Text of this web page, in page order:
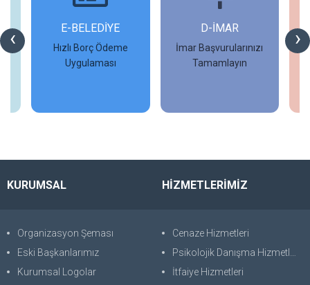
‹ ›
E-BELEDİYE
Hızlı Borç Ödeme
Uygulaması
D-İMAR
İmar Başvurularınızı
Tamamlayın
KURUMSAL
Organizasyon Şeması
Eski Başkanlarımız
Kurumsal Logolar
HİZMETLERİMİZ
Cenaze Hizmetleri
Psikolojik Danışma Hizmetleri
İtfaiye Hizmetleri